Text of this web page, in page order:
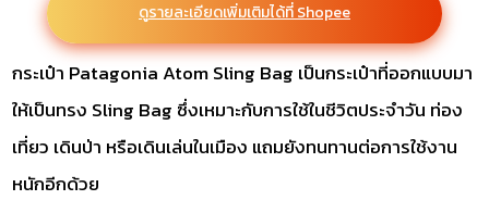
ดูรายละเอียดเพิ่มเติมได้ที่ Shopee
กระเป๋า Patagonia Atom Sling Bag เป็นกระเป๋าที่ออกแบบมา
ให้เป็นทรง Sling Bag ซึ่งเหมาะกับการใช้ในชีวิตประจำวัน ท่อง
เที่ยว เดินป่า หรือเดินเล่นในเมือง แถมยังทนทานต่อการใช้งาน
หนักอีกด้วย